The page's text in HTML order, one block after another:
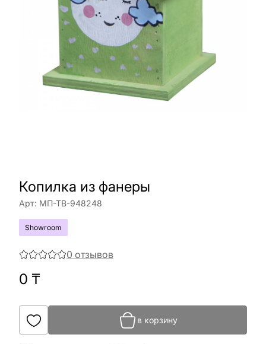
Копилка из фанеры
Арт: МП-ТВ-948248
Showroom
0 отзывов
0 ₸
в корзину